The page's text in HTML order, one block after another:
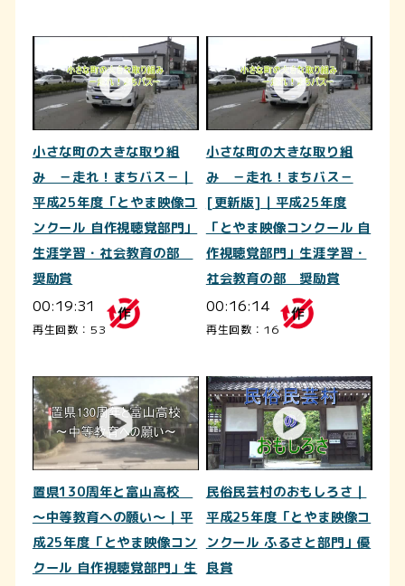
小さな町の大きな取り組
み －走れ！まちバス－｜
平成25年度「とやま映像コ
ンクール 自作視聴覚部門」
生涯学習・社会教育の部
奨励賞
00:19:31
再生回数：53
小さな町の大きな取り組
み －走れ！まちバス－
[更新版]｜平成25年度
「とやま映像コンクール 自
作視聴覚部門」生涯学習・
社会教育の部 奨励賞
00:16:14
再生回数：16
置県130周年と富山高校
～中等教育への願い～｜平
成25年度「とやま映像コン
クール 自作視聴覚部門」生
民俗民芸村のおもしろさ｜
平成25年度「とやま映像コ
ンクール ふるさと部門」優
良賞